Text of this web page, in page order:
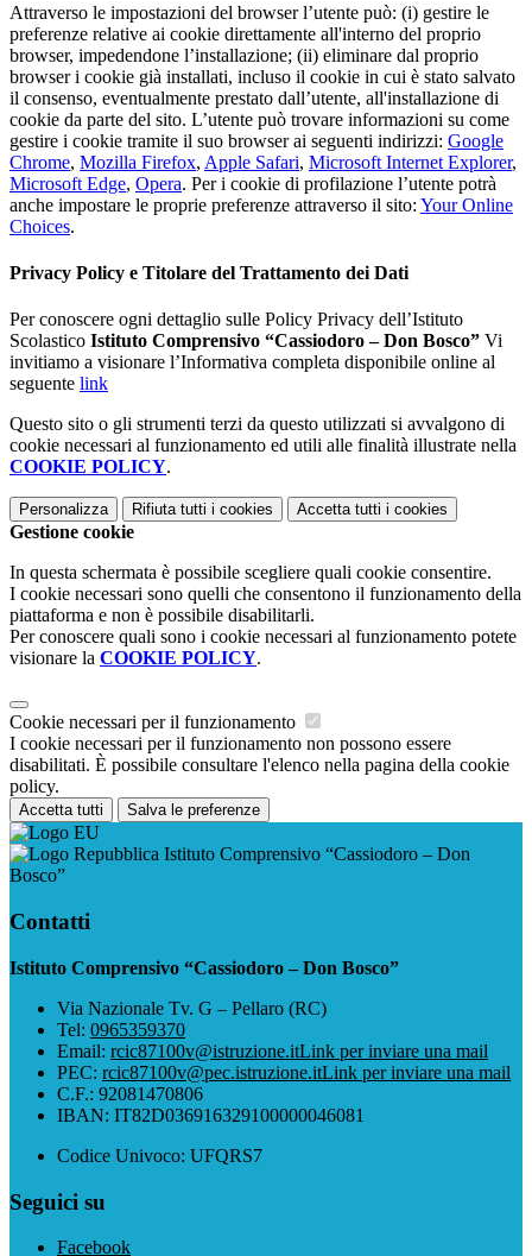
Attraverso le impostazioni del browser l’utente può: (i) gestire le
preferenze relative ai cookie direttamente all'interno del proprio
browser, impedendone l’installazione; (ii) eliminare dal proprio
browser i cookie già installati, incluso il cookie in cui è stato salvato
il consenso, eventualmente prestato dall’utente, all'installazione di
cookie da parte del sito. L’utente può trovare informazioni su come
gestire i cookie tramite il suo browser ai seguenti indirizzi: Google
Chrome, Mozilla Firefox, Apple Safari, Microsoft Internet Explorer,
Microsoft Edge, Opera. Per i cookie di profilazione l’utente potrà
anche impostare le proprie preferenze attraverso il sito: Your Online
Choices.
Privacy Policy e Titolare del Trattamento dei Dati
Per conoscere ogni dettaglio sulle Policy Privacy dell’Istituto
Scolastico Istituto Comprensivo “Cassiodoro – Don Bosco” Vi
invitiamo a visionare l’Informativa completa disponibile online al
seguente link
Questo sito o gli strumenti terzi da questo utilizzati si avvalgono di
cookie necessari al funzionamento ed utili alle finalità illustrate nella
COOKIE POLICY.
Personalizza Rifiuta tutti i cookies Accetta tutti i cookies
Gestione cookie
In questa schermata è possibile scegliere quali cookie consentire.
I cookie necessari sono quelli che consentono il funzionamento della
piattaforma e non è possibile disabilitarli.
Per conoscere quali sono i cookie necessari al funzionamento potete
visionare la COOKIE POLICY.
Cookie necessari per il funzionamento
I cookie necessari per il funzionamento non possono essere
disabilitati. È possibile consultare l'elenco nella pagina della cookie
policy.
Accetta tutti Salva le preferenze
Istituto Comprensivo “Cassiodoro – Don
Bosco”
Contatti
Istituto Comprensivo “Cassiodoro – Don Bosco”
Via Nazionale Tv. G – Pellaro (RC)
Tel: 0965359370
Email: rcic87100v@istruzione.itLink per inviare una mail
PEC: rcic87100v@pec.istruzione.itLink per inviare una mail
C.F.: 92081470806
IBAN: IT82D036916329100000046081
Codice Univoco: UFQRS7
Seguici su
Facebook